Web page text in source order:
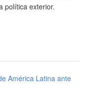
política exterior.
América Latina ante